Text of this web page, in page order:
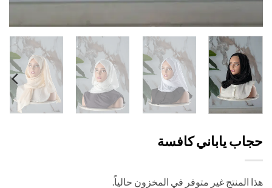
ياباني كافسة
المنتج غير متوفر في المخزون حالياً.